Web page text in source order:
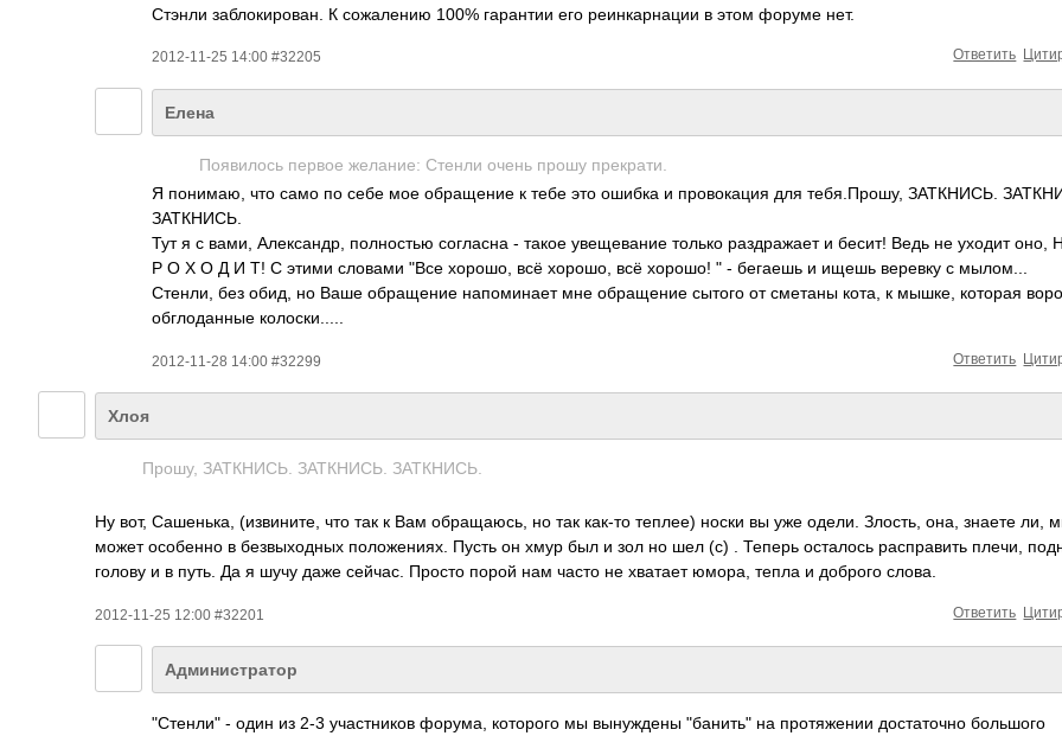
Стэнли заблокирован. К сожалению 100% гарантии его реинкарнации в этом форуме нет.
2012-11-25 14:00 #32205 Ответить
Елена
Появилось первое желание: Стенли очень прошу прекрати.
Я понимаю, что само по себе мое обращение к тебе это ошибка и провокация для тебя.Прошу, ЗАТКНИСЬ.
ЗАТКНИСЬ.
Тут я с вами, Александр, полностью согласна - такое увещевание только раздражает и бесит! Ведь не уходит оно,
Р О Х О Д И Т! С этими словами "Все хорошо, всё хорошо, всё хорошо! " - бегаешь и ищешь веревку с мылом...
Стенли, без обид, но Ваше обращение напоминает мне обращение сытого от сметаны кота, к мышке, которая
обглоданные колоски.....
2012-11-28 14:00 #32299 Ответить
Хлоя
Прошу, ЗАТКНИСЬ. ЗАТКНИСЬ. ЗАТКНИСЬ.
Ну вот, Сашенька, (извините, что так к Вам обращаюсь, но так как-то теплее) носки вы уже одели. Злость, она, знаете ли,
может особенно в безвыходных положениях. Пусть он хмур был и зол но шел (с) . Теперь осталось расправить плечи,
голову и в путь. Да я шучу даже сейчас. Просто порой нам часто не хватает юмора, тепла и доброго слова.
2012-11-25 12:00 #32201 Ответить
Администратор
"Стенли" - один из 2-3 участников форума, которого мы вынуждены "банить" на протяжении достаточно большого